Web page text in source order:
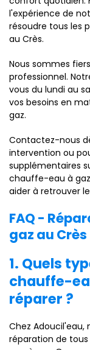
l'expérience de
résoudre tous les
au Crès.
Nous sommes
professionnel.
vous du lundi au
vos besoins en
gaz.
Contactez-nous
intervention ou
supplémentaires
chauffe-eau à
aider à retrouver
FAQ -
gaz au Crès
1. Quels
chauffe-
réparer ?
Chez Adoucil'eau,
réparation de